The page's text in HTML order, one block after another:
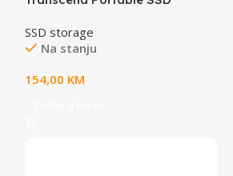
shockType C,2000/2000
MBs,Military green
SSD storage
Na stanju
154,00 KM